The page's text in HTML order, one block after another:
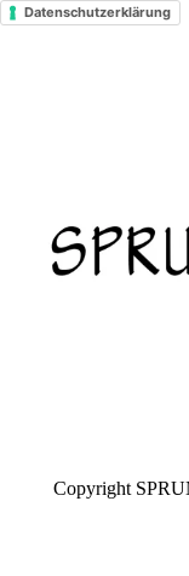
Datenschutzerklärung
Copyright